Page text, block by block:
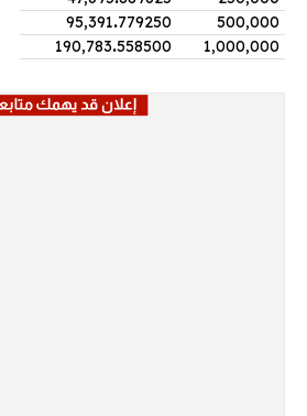
500,000
95,391.779250
1,000,000
190,783.558500